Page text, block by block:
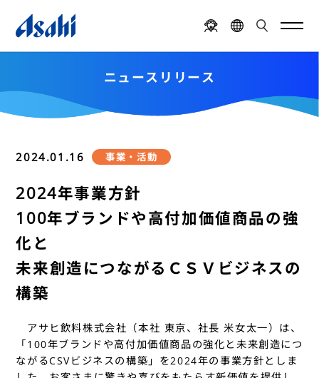
ニュースリリース
事業・活動
2024.01.16
2024年事業方針
100年ブランドや高付加価値商品の強
化と
未来創造につながるＣＳＶビジネスの
構築
アサヒ飲料株式会社（本社 東京、社長 米女太一）は、
「100年ブランドや高付加価値商品の強化と未来創造につ
ながるCSVビジネスの構築」を2024年の事業方針としま